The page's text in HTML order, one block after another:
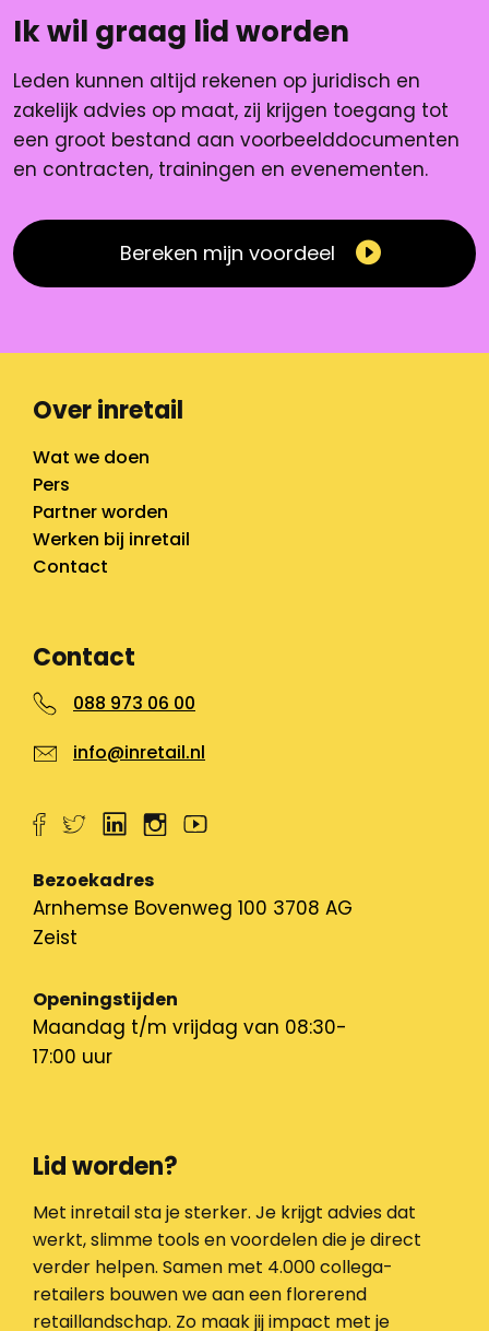
Ik wil graag lid worden
Leden kunnen altijd rekenen op juridisch en
zakelijk advies op maat, zij krijgen toegang tot
een groot bestand aan voorbeelddocumenten
en contracten, trainingen en evenementen.
Bereken mijn voordeel
Over inretail
Wat we doen
Pers
Partner worden
Werken bij inretail
Contact
Contact
088 973 06 00
info@inretail.nl
Bezoekadres
Arnhemse Bovenweg 100 3708 AG
Zeist
Openingstijden
Maandag t/m vrijdag van 08:30-
17:00 uur
Lid worden?
Met inretail sta je sterker. Je krijgt advies dat
werkt, slimme tools en voordelen die je direct
verder helpen. Samen met 4.000 collega-
retailers bouwen we aan een florerend
retaillandschap. Zo maak jij impact met je